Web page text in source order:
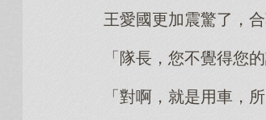
王愛國更加震驚了，
「隊長，您不覺得您
「對啊，就是用車，